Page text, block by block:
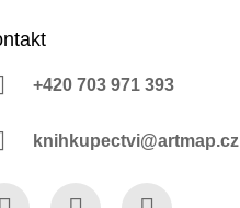
+420 703 971 393
knihkupectvi@artmap.cz